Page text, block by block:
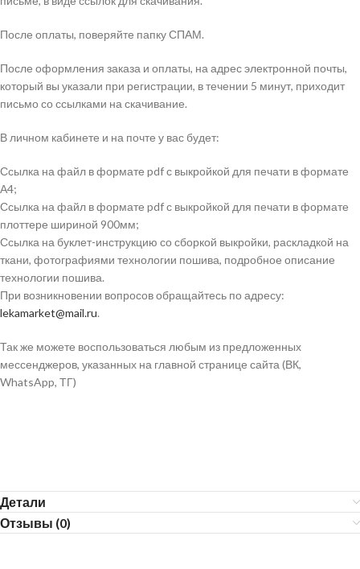
После оплаты, поверяйте папку СПАМ.
После оформления заказа и оплаты, на адрес электронной почты,
который вы указали при регистрации, в течении 5 минут, приходит
письмо со ссылками на скачивание.
В личном кабинете и на почте у вас будет:
Ссылка на файл в формате pdf с выкройкой для печати в формате
А4;
Ссылка на файл в формате pdf с выкройкой для печати в формате
плоттере шириной 900мм;
Ссылка на буклет-инструкцию со сборкой выкройки, раскладкой на
ткани, фотографиями технологии пошива, подробное описание
технологии пошива.
При возникновении вопросов обращайтесь по адресу:
lekamarket@mail.ru.
Так же можете воспользоваться любым из предложенных
мессенджеров, указанных на главной странице сайта (ВК,
WhatsApp, ТГ)
Детали
Отзывы (0)